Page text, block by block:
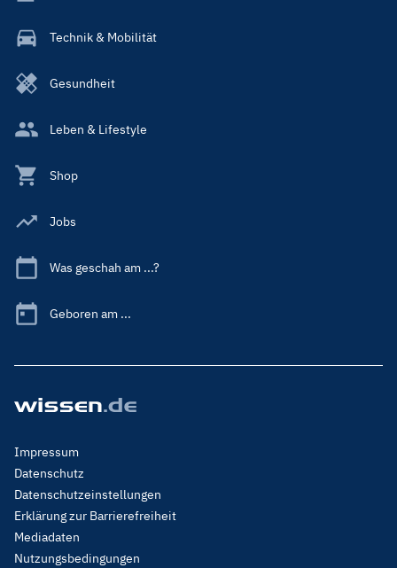
Technik & Mobilität
Gesundheit
Leben & Lifestyle
Shop
Jobs
Was geschah am ...?
Geboren am ...
Footer
Menu
Legal
Impressum
Datenschutz
Datenschutzeinstellungen
Erklärung zur Barrierefreiheit
Mediadaten
Nutzungsbedingungen